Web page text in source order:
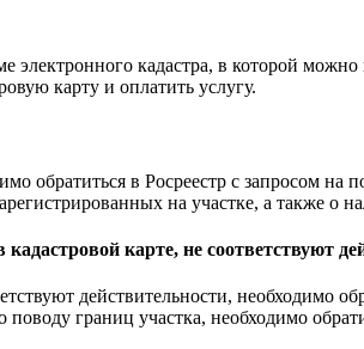
кадастра, в которой
карту и оплатить услугу.
обратиться в Росреестр с запросом
на участке, а также о
карте, не соответствуют
действительности, необходимо
границ участка, необходимо